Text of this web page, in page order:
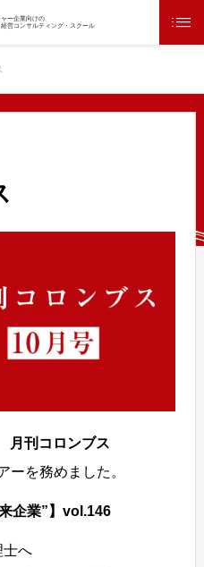
ー企業向けの
経営コンサルティング・スクール
刊コロンブス
ーを務めました。
企業”】vol.146
士へ